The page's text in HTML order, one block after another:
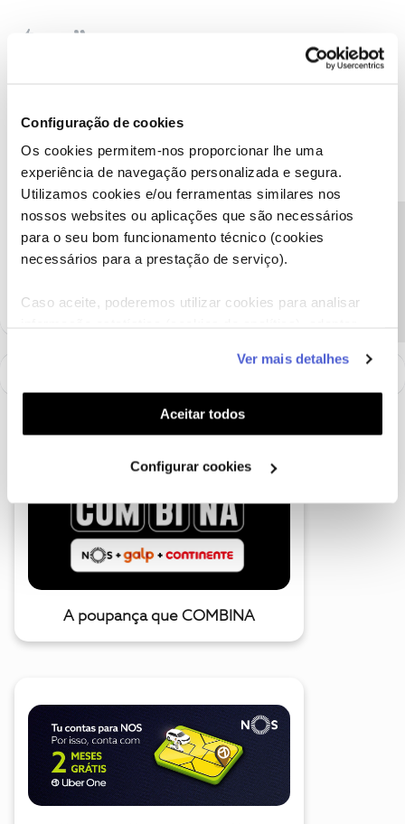
Configuração de cookies
Os cookies permitem-nos proporcionar lhe uma
experiência de navegação personalizada e segura.
Utilizamos cookies e/ou ferramentas similares nos
nossos websites ou aplicações que são necessários
para o seu bom funcionamento técnico (cookies
necessários para a prestação de serviço).
Caso aceite, poderemos utilizar cookies para analisar
funcionalidades (cookies de personalização e
funcionalidade) e adaptar anúncios aos seus interesses
(cookies de publicidade personalizada). Pode gerir a
utilização dos cookies clicando em "Configurar
Ver mais detalhes
Aceitar todos
Configurar cookies
com sucesso, @Dico Cope?
O valor encontra-se em saldo contabilistico?
Ajude a comunidade a encontrar informação relevante. Marque
A poupança que COMBINA